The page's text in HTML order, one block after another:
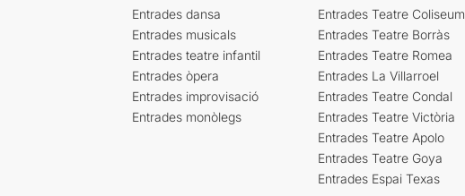
Entrades dansa
Entrades musicals
Entrades teatre infantil
Entrades òpera
Entrades improvisació
Entrades monòlegs
Entrades Teatre Coliseum
Entrades Teatre Borràs
Entrades Teatre Romea
Entrades La Villarroel
Entrades Teatre Condal
Entrades Teatre Victòria
Entrades Teatre Apolo
Entrades Teatre Goya
Entrades Espai Texas